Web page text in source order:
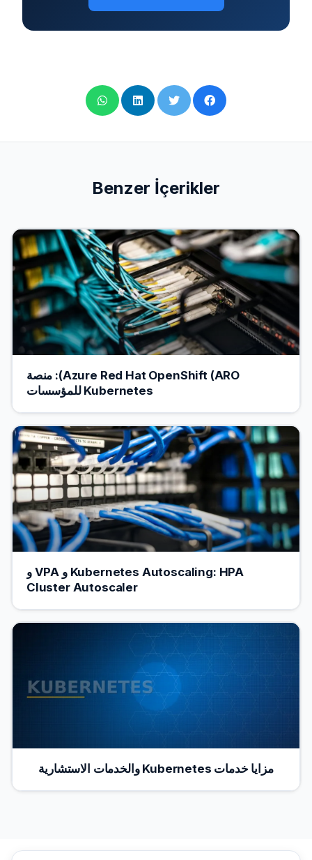
Benzer İçerikler
Azure Red Hat OpenShift (ARO): منصة
Kubernetes للمؤسسات
Kubernetes Autoscaling: HPA و VPA و
Cluster Autoscaler
مزايا خدمات Kubernetes والخدمات الاستشارية